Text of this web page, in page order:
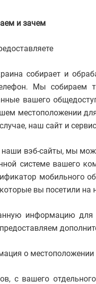
и зачем
собирает и
Мы собираем
вашего
местоположении для
наш сайт и
наши вэб-сайты, мы
системе вашего
мобильного
вы посетили на
информацию для
о местоположении
с вашего